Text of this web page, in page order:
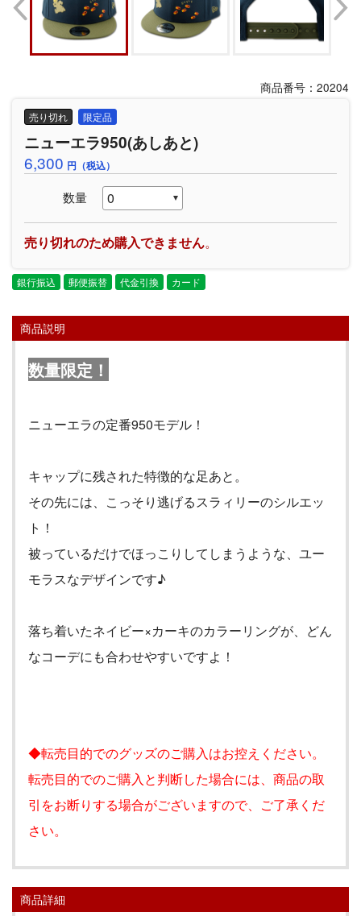
商品番号：20204
売り切れ 限定品
ニューエラ950(あしあと)
6,300 円（税込）
数量
売り切れのため購入できません。
銀行振込 郵便振替 代金引換 カード
商品説明
数量限定！
ニューエラの定番950モデル！
キャップに残された特徴的な足あと。
その先には、こっそり逃げるスラィリーのシルエッ
ト！
被っているだけでほっこりしてしまうような、ユー
モラスなデザインです♪
落ち着いたネイビー×カーキのカラーリングが、どん
なコーデにも合わせやすいですよ！
◆転売目的でのグッズのご購入はお控えください。
転売目的でのご購入と判断した場合には、商品の取
引をお断りする場合がございますので、ご了承くだ
さい。
商品詳細